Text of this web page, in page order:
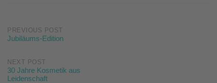
Post
PREVIOUS POST
Jubiläums-Edition
NEXT POST
30 Jahre Kosmetik aus
Leidenschaft